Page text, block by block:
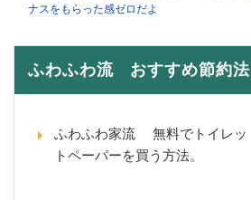
ナスをもらった感ゼロだよ
ふわふわ流 おすすめ節約法
ふわふわ家流 無料でトイレッ
トペーパーを買う方法。